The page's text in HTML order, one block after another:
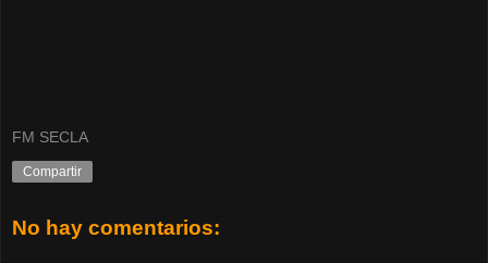
FM SECLA
Compartir
No hay comentarios: